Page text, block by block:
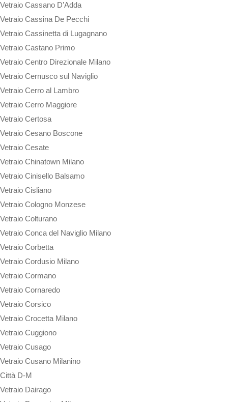
Vetraio Cassano D’Adda
Vetraio Cassina De Pecchi
Vetraio Cassinetta di Lugagnano
Vetraio Castano Primo
Vetraio Centro Direzionale Milano
Vetraio Cernusco sul Naviglio
Vetraio Cerro al Lambro
Vetraio Cerro Maggiore
Vetraio Certosa
Vetraio Cesano Boscone
Vetraio Cesate
Vetraio Chinatown Milano
Vetraio Cinisello Balsamo
Vetraio Cisliano
Vetraio Cologno Monzese
Vetraio Colturano
Vetraio Conca del Naviglio Milano
Vetraio Corbetta
Vetraio Cordusio Milano
Vetraio Cormano
Vetraio Cornaredo
Vetraio Corsico
Vetraio Crocetta Milano
Vetraio Cuggiono
Vetraio Cusago
Vetraio Cusano Milanino
Città D-M
Vetraio Dairago